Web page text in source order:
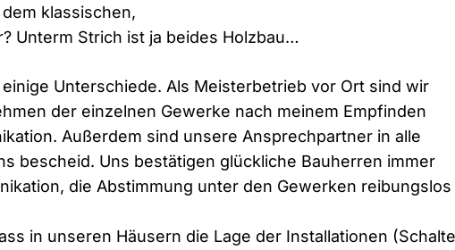
klassischen,
Unterm Strich ist ja beides Holzbau…
Unterschiede. Als Meisterbetrieb vor Ort sind wir
der einzelnen Gewerke nach meinem Empfinden
Außerdem sind unsere Ansprechpartner in alle
bescheid. Uns bestätigen glückliche Bauherren immer
die Abstimmung unter den Gewerken reibungslos
in unseren Häusern die Lage der Installationen